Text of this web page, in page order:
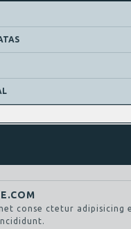
conse ctetur adipisicing